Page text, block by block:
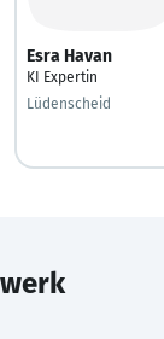
Esra Havan
KI Expertin
Lüdenscheid